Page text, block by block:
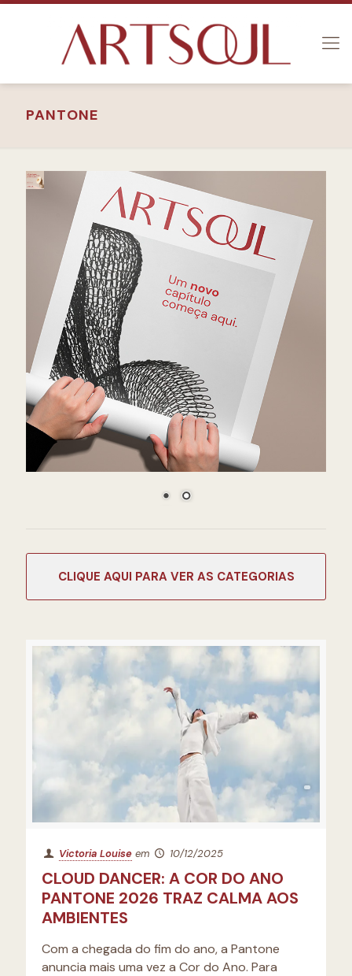
PANTONE
Victoria Louise em 10/12/2025
CLOUD DANCER: A COR DO ANO
PANTONE 2026 TRAZ CALMA AOS
AMBIENTES
Com a chegada do fim do ano, a Pantone
anuncia mais uma vez a Cor do Ano. Para
CATEGORIAS